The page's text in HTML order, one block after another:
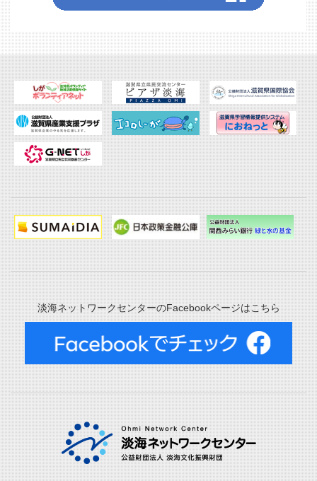
淡海ネットワークセンターのFacebookページはこちら